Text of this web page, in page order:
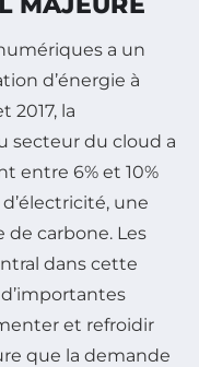
a un
d’énergie à
2017, la
secteur du cloud a
entre 6% et 10%
une
carbone. Les
dans cette
et refroidir
que la demande